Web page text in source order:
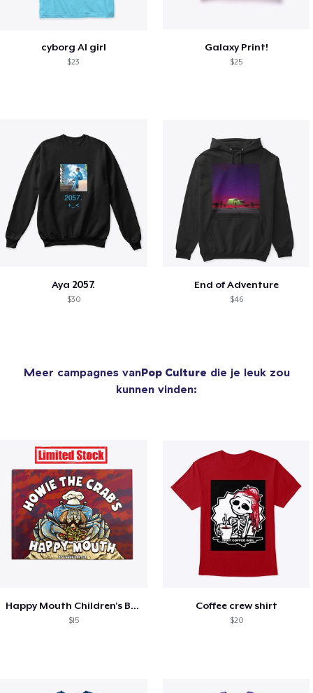
cyborg AI girl
$23
Galaxy Print!
$25
Aya 2057.
$30
End of Adventure
$46
Meer campagnes vanPop Culture die je leuk zou
kunnen vinden:
Happy Mouth Children's Book
$15
Coffee crew shirt
$20